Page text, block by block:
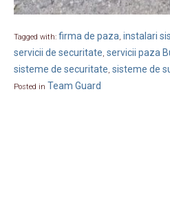
Tagged with: firma de paza, instalari
servicii de securitate, servicii paza
sisteme de securitate, sisteme de
Posted in Team Guard